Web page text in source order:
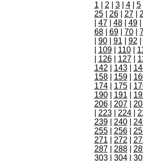
1 2 3| 4| 5|
25| 26| 27|
47| 48| 49|
68| 69| 70|
90| 91 92
109| 110|
126| 127|
142
143|
158| 159|
174| 175|
190| 191
206| 207|
223| 224|
239| 240|
255| 256|
271
272
287| 288|
303| 304|